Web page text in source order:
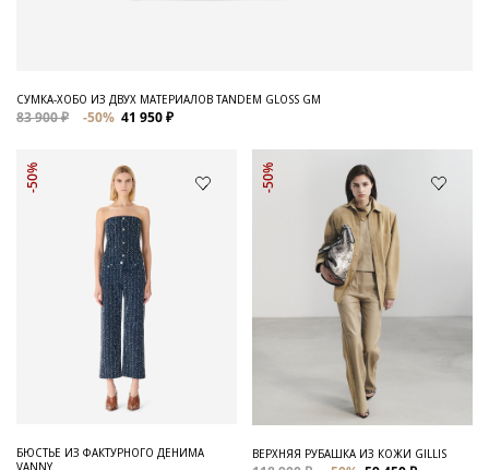
СУМКА-ХОБО ИЗ ДВУХ МАТЕРИАЛОВ TANDEM GLOSS GM
83 900 ₽ -50% 41 950 ₽
-50%
БЮСТЬЕ ИЗ ФАКТУРНОГО ДЕНИМА
VANNY
-50%
ВЕРХНЯЯ РУБАШКА ИЗ КОЖИ GILLIS